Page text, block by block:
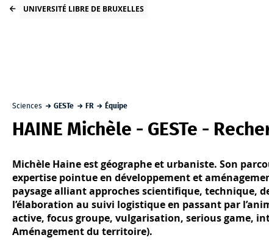
UNIVERSITÉ LIBRE DE BRUXELLES
Sciences GESTe FR Équipe
HAINE Michèle - GESTe -
Michèle Haine est géographe et urbaniste. Son
expertise pointue en développement et
paysage alliant approches scientifique, technique,
l’élaboration au suivi logistique en passant par
active, focus groupe, vulgarisation, serious game,
Aménagement du territoire).